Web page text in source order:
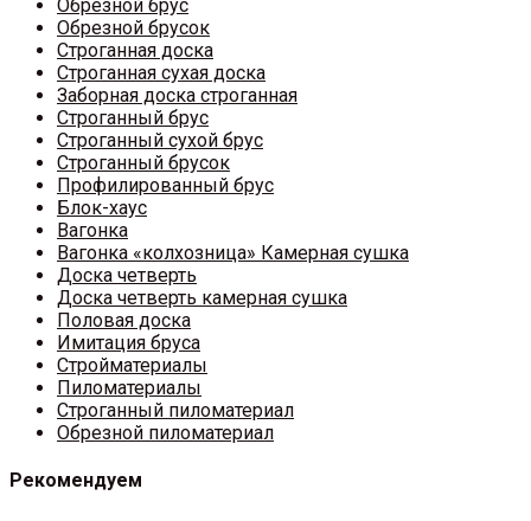
Обрезной брус
Обрезной брусок
Строганная доска
Строганная сухая доска
Заборная доска строганная
Строганный брус
Строганный сухой брус
Строганный брусок
Профилированный брус
Блок-хаус
Вагонка
Вагонка «колхозница» Камерная сушка
Доска четверть
Доска четверть камерная сушка
Половая доска
Имитация бруса
Стройматериалы
Пиломатериалы
Строганный пиломатериал
Обрезной пиломатериал
Рекомендуем